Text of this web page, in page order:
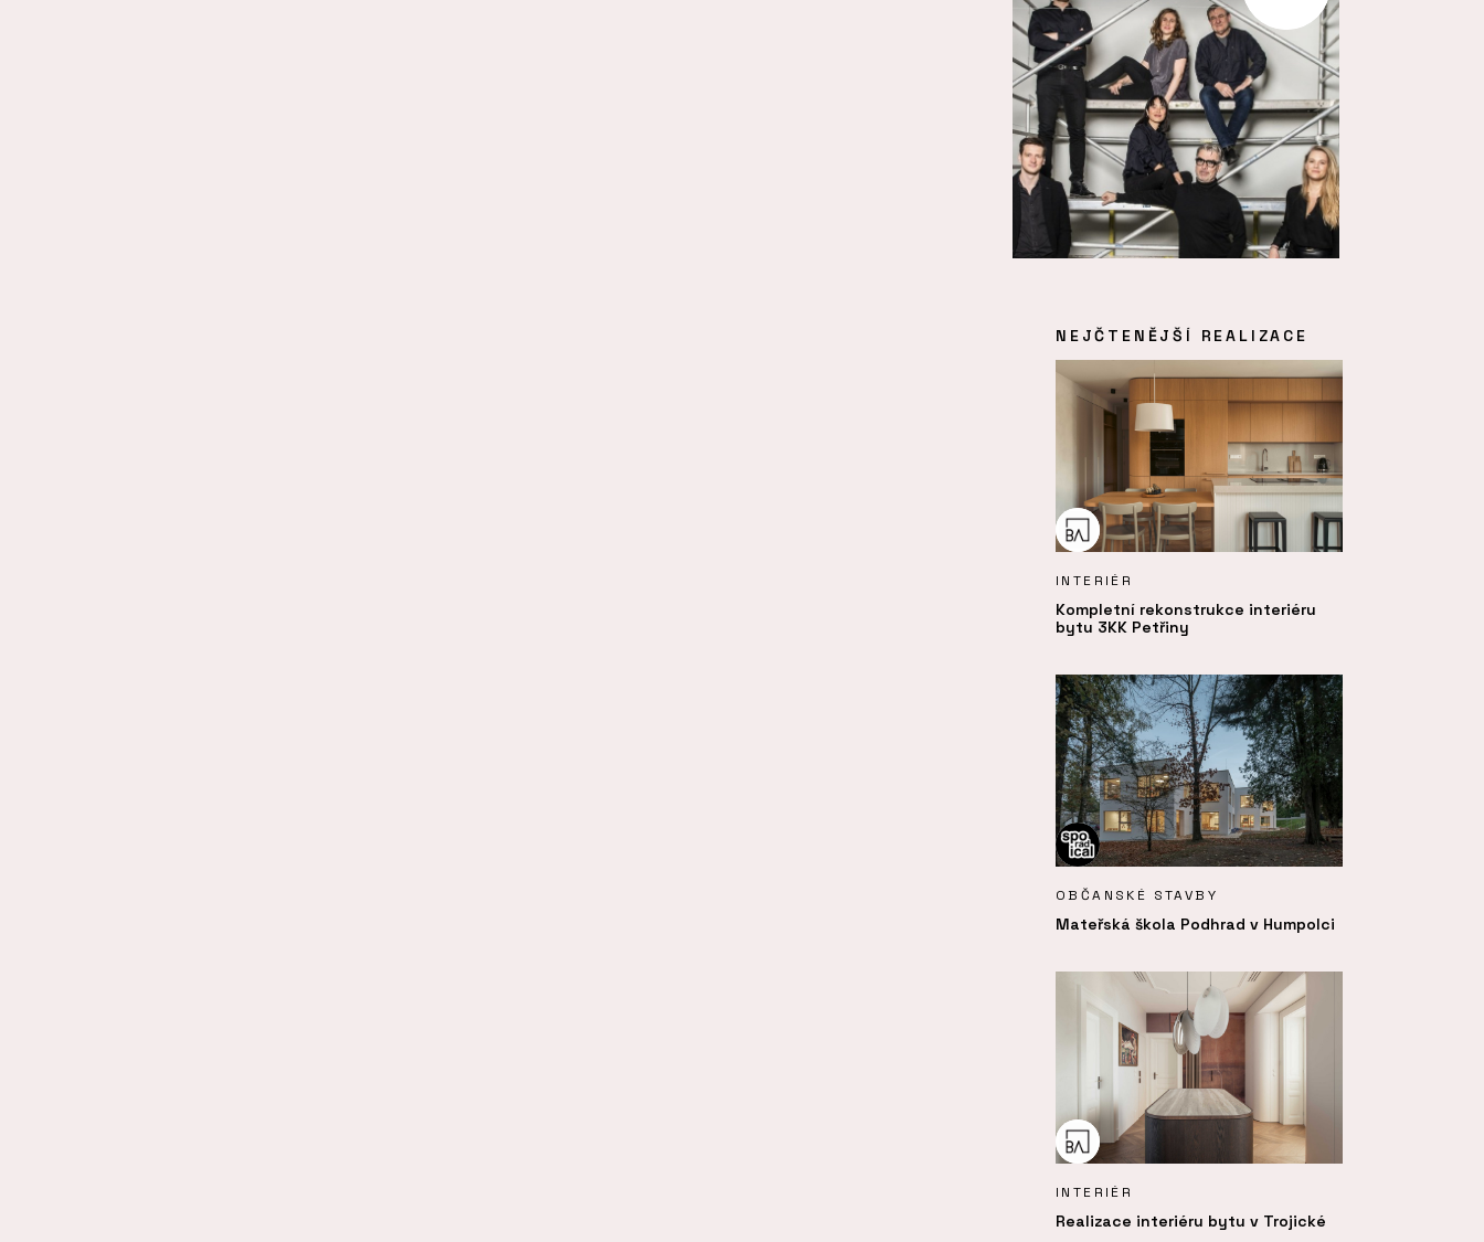
NEJČTENĚJŠÍ REALIZACE
INTERIÉR
Kompletní rekonstrukce interiéru
bytu 3KK Petřiny
OBČANSKÉ STAVBY
Mateřská škola Podhrad v Humpolci
INTERIÉR
Realizace interiéru bytu v Trojické